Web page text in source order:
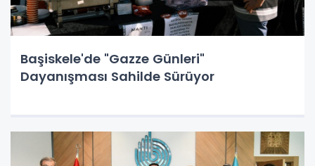
Başiskele'de "Gazze Günleri"
Dayanışması Sahilde Sürüyor